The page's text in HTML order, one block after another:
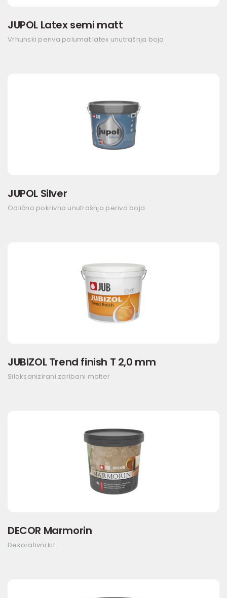
JUPOL Latex semi matt
Vrhunski periva polumat latex unutrašnja boja
JUPOL Silver
Odlično pokrivna unutrašnja periva boja
JUBIZOL Trend finish T 2,0 mm
Siloksanizirani zaribani malter
DECOR Marmorin
Dekorativni kit